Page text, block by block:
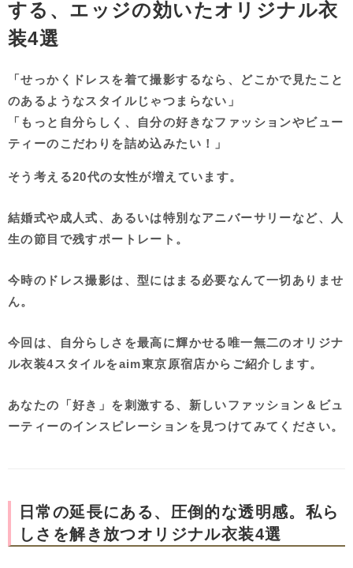
する、エッジの効いたオリジナル衣
装4選
「せっかくドレスを着て撮影するなら、どこかで見たこと
のあるようなスタイルじゃつまらない」
「もっと自分らしく、自分の好きなファッションやビュー
ティーのこだわりを詰め込みたい！」
そう考える20代の女性が増えています。
結婚式や成人式、あるいは特別なアニバーサリーなど、人
生の節目で残すポートレート。
今時のドレス撮影は、型にはまる必要なんて一切ありませ
ん。
今回は、自分らしさを最高に輝かせる 唯一無二のオリジナ
ル衣装4スタイルをaim東京原宿店からご紹介します。
あなたの「好き」を刺激する、新しいファッション＆ビュ
ーティーのインスピレーションを見つけてみてください。
日常の延長にある、圧倒的な透明感。私ら
しさを解き放つオリジナル衣装4選